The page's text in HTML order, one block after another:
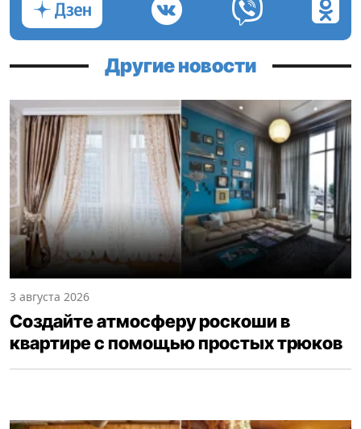
Другие новости
3 августа 2026
Создайте атмосферу роскоши в
квартире с помощью простых трюков